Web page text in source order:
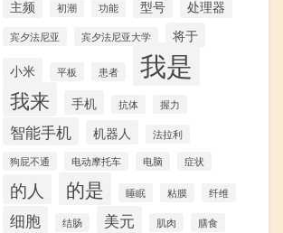
主频 初潮 功能 型号 处理器
宾夕法尼亚 宾夕法尼亚大学
将于
小米
平板 患者 我是
我来 手机 抗体 握力
智能手机 机器人
法拉利
狗屁不通
电动摩托车 电脑 症状
的人 的是 睡眠 粘膜 纤维
细胞 结肠 美元 肌肉 膳食